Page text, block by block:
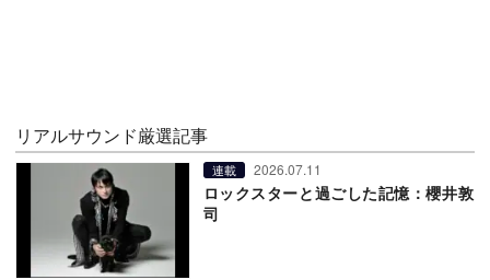
リアルサウンド厳選記事
連載 2026.07.11
ロックスターと過ごした記憶：櫻井敦
司